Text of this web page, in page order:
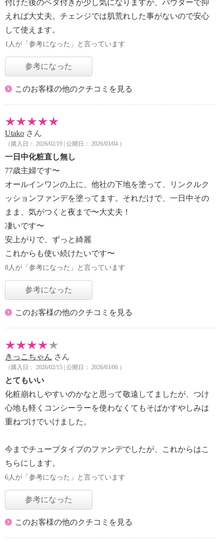
付けた後のベタ付きが少し気になりますが、パウダーで抑
えれば大丈夫。チェンジでは肌荒れした事がないので安心
して使えます。
1人が「参考になった」と言っています
参考になった
このお客様の他のクチコミを見る
Utako さん
（購入日： 2026/02/19 | 公開日： 2026/03/04 ）
一日中化粧直し無し
77歳主婦です〜
オールインワンの上に、他社の下地を塗って、リンクルク
ッションファンデを塗ってます。それだけで、一日中その
まま、気がつくと夜まで〜大丈夫！
凄いです〜
安上がりで、ずっと綺麗
これからも使い続けたいです〜
8人が「参考になった」と言っています
参考になった
このお客様の他のクチコミを見る
きっこちゃん さん
（購入日： 2026/02/15 | 公開日： 2026/03/06 ）
とてもいい
化粧崩れしやすいのかなと思って敬遠してましたが、つけ
心地も軽くコンシーラーを使わなくてもそばかすやしみは
重ねづけでいけました。
今までチューブタイプのファンデでしたが、これからはこ
ちらにします。
6人が「参考になった」と言っています
参考になった
このお客様の他のクチコミを見る